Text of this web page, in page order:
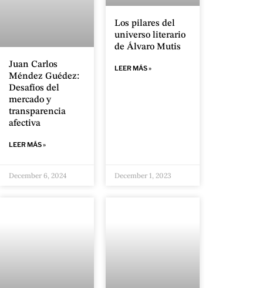
Juan Carlos
Méndez Guédez:
Desafíos del
mercado y
transparencia
afectiva
LEER MÁS »
December 6, 2024
Los pilares del
universo literario
de Álvaro Mutis
LEER MÁS »
December 1, 2023